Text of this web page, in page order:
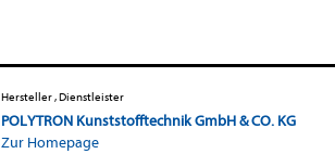
Hersteller , Dienstleister
POLYTRON Kunststofftechnik GmbH & CO. KG
Zur Homepage